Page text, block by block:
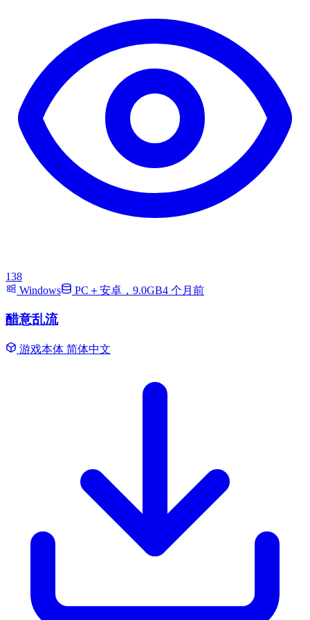
138
Windows
PC＋安卓，9.0GB4 个月前
醋意乱流
游戏本体 简体中文